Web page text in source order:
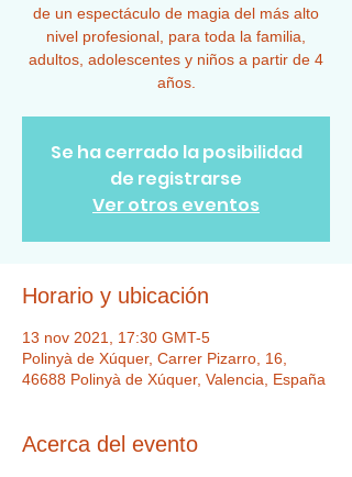
de un espectáculo de magia del más alto
nivel profesional, para toda la familia,
adultos, adolescentes y niños a partir de 4
años.
Se ha cerrado la posibilidad
de registrarse
Ver otros eventos
Horario y ubicación
13 nov 2021, 17:30 GMT-5
Polinyà de Xúquer, Carrer Pizarro, 16,
46688 Polinyà de Xúquer, Valencia, España
Acerca del evento